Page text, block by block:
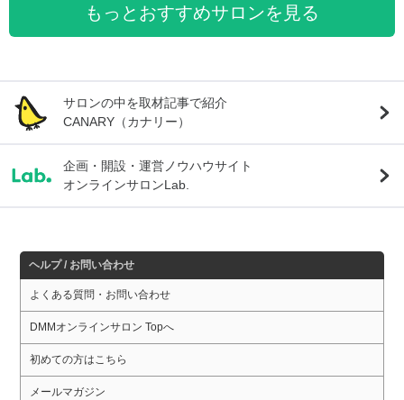
もっとおすすめサロンを見る
サロンの中を取材記事で紹介
CANARY（カナリー）
企画・開設・運営ノウハウサイト
オンラインサロンLab.
ヘルプ / お問い合わせ
よくある質問・お問い合わせ
DMMオンラインサロン Topへ
初めての方はこちら
メールマガジン